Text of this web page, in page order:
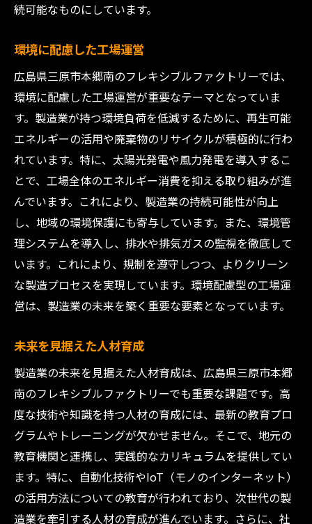
続可能なものにしています。
環境に配慮した工場運営
広島県三原市本郷南のフレキシブルファクトリーでは、
環境に配慮した工場運営が重要なテーマとなっていま
す。製造業が持つ環境負荷を低減するために、再生可能
エネルギーの活用や廃棄物のリサイクルが積極的に行わ
れています。特に、太陽光発電や風力発電を導入するこ
とで、工場全体のエネルギー消費を抑える取り組みが進
んでいます。これにより、製造業の持続可能性が向上
し、地域の環境保護にも寄与しています。また、環境管
理システムを導入し、排水や排気ガスの監視を徹底して
います。これにより、規制を遵守しつつ、よりクリーン
な製造プロセスを実現しています。環境配慮型の工場運
営は、製造業の未来を築く重要な要素となっています。
未来を見据えた人材育成
製造業の未来を見据えた人材育成は、広島県三原市本郷
南のフレキシブルファクトリーでも重要な課題です。高
度な技術や知識を持つ人材の育成には、最新の教育プロ
グラムやトレーニングが欠かせません。そこで、地元の
教育機関と連携し、実践的なカリキュラムを提供してい
ます。特に、自動化技術やIoT（モノのインターネット）
の活用方法についての教育が行われており、次世代の製
造業を牽引する人材の育成が進んでいます。さらに、社